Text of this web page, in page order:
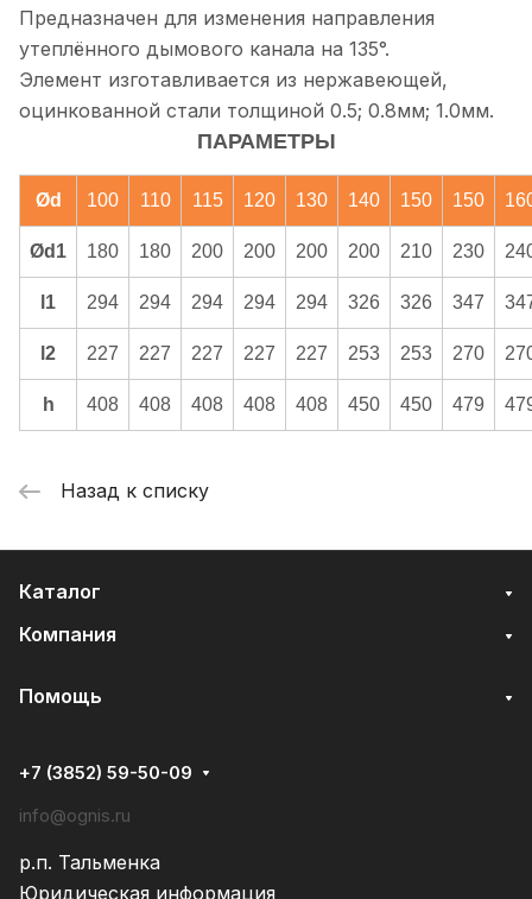
Предназначен для изменения направления
утеплённого дымового канала на 135°.
Элемент изготавливается из нержавеющей,
оцинкованной стали толщиной 0.5; 0.8мм; 1.0мм.
ПАРАМЕТРЫ
Ød 100 110 115 120 130 140 150 150
Ød1 180 180 200 200 200 200 210 230
l1 294 294 294 294 294 326 326 347
l2 227 227 227 227 227 253 253 270
h 408 408 408 408 408 450 450 479
Назад к списку
Каталог
Компания
Помощь
+7 (3852) 59-50-09
info@ognis.ru
р.п. Тальменка
Юридическая информация